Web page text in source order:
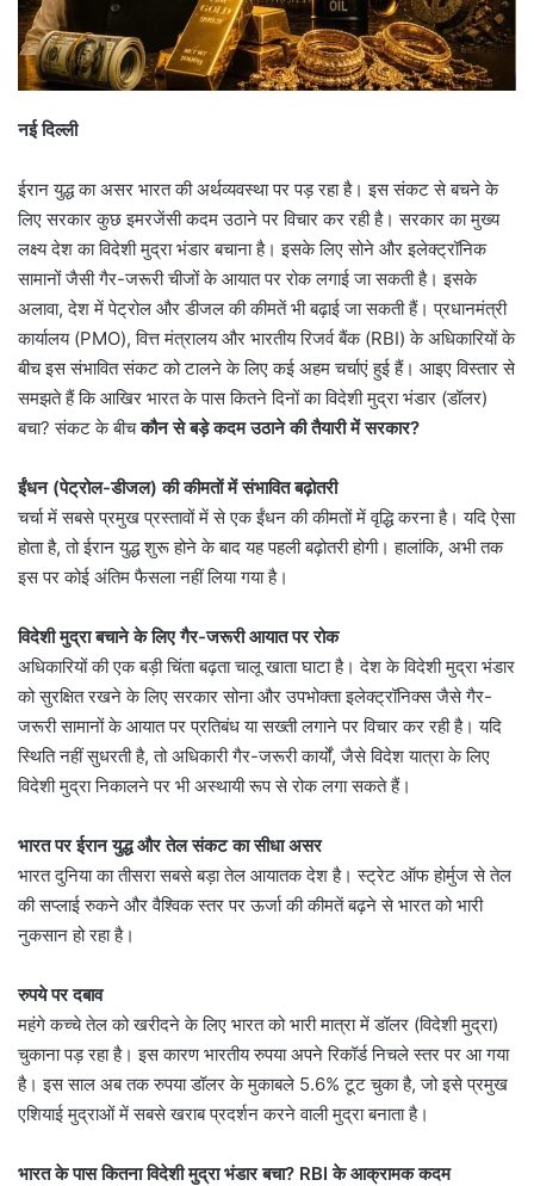
नई दिल्ली
ईरान युद्ध का असर भारत की अर्थव्यवस्था पर पड़ रहा है। इस संकट से बचने के
लिए सरकार कुछ इमरजेंसी कदम उठाने पर विचार कर रही है। सरकार का मुख्य
लक्ष्य देश का विदेशी मुद्रा भंडार बचाना है। इसके लिए सोने और इलेक्ट्रॉनिक
सामानों जैसी गैर-जरूरी चीजों के आयात पर रोक लगाई जा सकती है। इसके
अलावा, देश में पेट्रोल और डीजल की कीमतें भी बढ़ाई जा सकती हैं। प्रधानमंत्री
कार्यालय (PMO), वित्त मंत्रालय और भारतीय रिजर्व बैंक (RBI) के अधिकारियों के
बीच इस संभावित संकट को टालने के लिए कई अहम चर्चाएं हुई हैं। आइए विस्तार से
समझते हैं कि आखिर भारत के पास कितने दिनों का विदेशी मुद्रा भंडार (डॉलर)
बचा? संकट के बीचकौन से बड़े कदम उठाने की तैयारी में सरकार?
ईंधन (पेट्रोल-डीजल) की कीमतों में संभावित बढ़ोतरी
चर्चा में सबसे प्रमुख प्रस्तावों में से एक ईंधन की कीमतों में वृद्धि करना है। यदि ऐसा
होता है, तो ईरान युद्ध शुरू होने के बाद यह पहली बढ़ोतरी होगी। हालांकि, अभी तक
इस पर कोई अंतिम फैसला नहीं लिया गया है।
विदेशी मुद्रा बचाने के लिए गैर-जरूरी आयात पर रोक
अधिकारियों की एक बड़ी चिंता बढ़ता चालू खाता घाटा है। देश के विदेशी मुद्रा भंडार
को सुरक्षित रखने के लिए सरकार सोना और उपभोक्ता इलेक्ट्रॉनिक्स जैसे गैर-
जरूरी सामानों के आयात पर प्रतिबंध या सख्ती लगाने पर विचार कर रही है। यदि
स्थिति नहीं सुधरती है, तो अधिकारी गैर-जरूरी कार्यों, जैसे विदेश यात्रा के लिए
विदेशी मुद्रा निकालने पर भी अस्थायी रूप से रोक लगा सकते हैं।
भारत पर ईरान युद्ध और तेल संकट का सीधा असर
भारत दुनिया का तीसरा सबसे बड़ा तेल आयातक देश है। स्ट्रेट ऑफ होर्मुज से तेल
की सप्लाई रुकने और वैश्विक स्तर पर ऊर्जा की कीमतें बढ़ने से भारत को भारी
नुकसान हो रहा है।
रुपये पर दबाव
महंगे कच्चे तेल को खरीदने के लिए भारत को भारी मात्रा में डॉलर (विदेशी मुद्रा)
चुकाना पड़ रहा है। इस कारण भारतीय रुपया अपने रिकॉर्ड निचले स्तर पर आ गया
है। इस साल अब तक रुपया डॉलर के मुकाबले 5.6% टूट चुका है, जो इसे प्रमुख
एशियाई मुद्राओं में सबसे खराब प्रदर्शन करने वाली मुद्रा बनाता है।
भारत के पास कितना विदेशी मुद्रा भंडार बचा? RBI के आक्रामक कदम